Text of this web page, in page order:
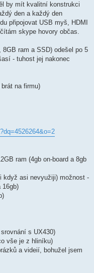
by mít kvalitní konstrukci
den a každý den
připojovat USB myš, HDMI
skype hovory občas.
ram a SSD) odešel po 5
- tuhost jej nakonec
na firmu)
ram (4gb on-board a 8gb
když asi nevyužiji) možnost -
16gb)
s UX430)
vše je z hliníku)
a videií, bohužel jsem